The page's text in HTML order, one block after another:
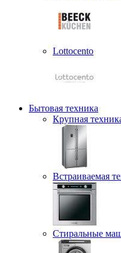
Lottocento
Бытовая техника
Крупная
Встраиваемая
Стиральные